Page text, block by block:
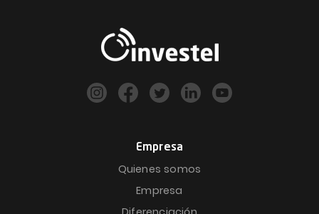
Empresa
Quienes somos
Empresa